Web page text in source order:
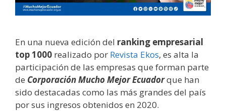
En una nueva edición del ranking empresarial
top 1000 realizado por Revista Ekos, es alta la
participación de las empresas que forman parte
de Corporación Mucho Mejor Ecuadorque han
sido destacadas como las más grandes del país
por sus ingresos obtenidos en 2020.